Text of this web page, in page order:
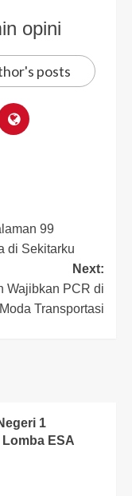
opini
posts
99
di Sekitarku
Next:
Wajibkan PCR di
Transportasi
1
ESA